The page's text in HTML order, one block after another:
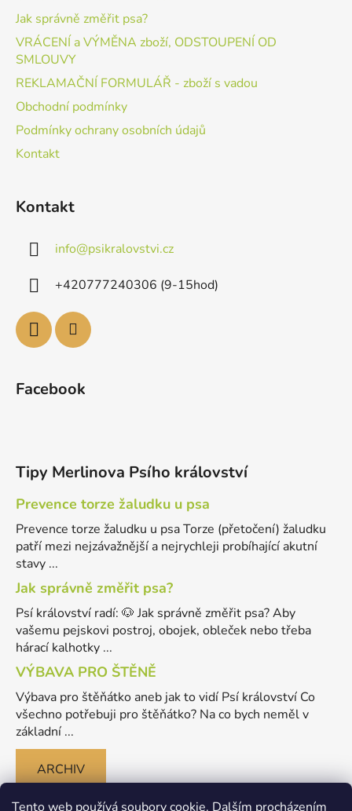
Tento web používá soubory cookie. Dalším procházením
Jak správně změřit psa?
VRÁCENÍ a VÝMĚNA zboží, ODSTOUPENÍ OD
SMLOUVY
REKLAMAČNÍ FORMULÁŘ - zboží s vadou
Obchodní podmínky
Podmínky ochrany osobních údajů
Kontakt
Kontakt
info@psikralovstvi.cz
+420777240306 (9-15hod)
Facebook
Tipy Merlinova Psího království
Prevence torze žaludku u psa
Prevence torze žaludku u psa Torze (přetočení) žaludku
patří mezi nejzávažnější a nejrychleji probíhající akutní
stavy ...
Jak správně změřit psa?
Psí království radí: 🐶 Jak správně změřit psa? Aby
vašemu pejskovi postroj, obojek, obleček nebo třeba
hárací kalhotky ...
VÝBAVA PRO ŠTĚNĚ
Výbava pro štěňátko aneb jak to vidí Psí království Co
všechno potřebuji pro štěňátko? Na co bych neměl v
základní ...
ARCHIV